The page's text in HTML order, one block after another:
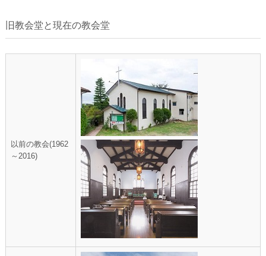
旧教会堂と現在の教会堂
以前の教会(1962
～2016)